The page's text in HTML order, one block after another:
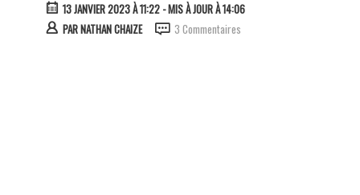
13 JANVIER 2023 À 11:22- MIS À JOUR À 14:06
PARNATHAN CHAIZE 3 Commentaires